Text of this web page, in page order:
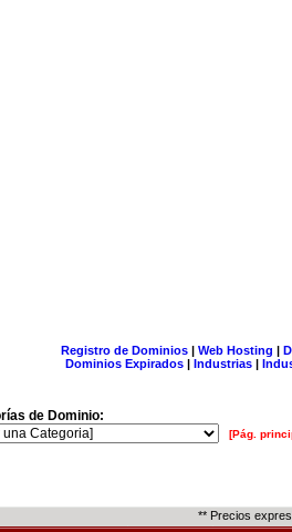
Registro de Dominios| Web Hosting |
Dominios Expirados | Industrias |
de Dominio:
[Pág.
** Precios